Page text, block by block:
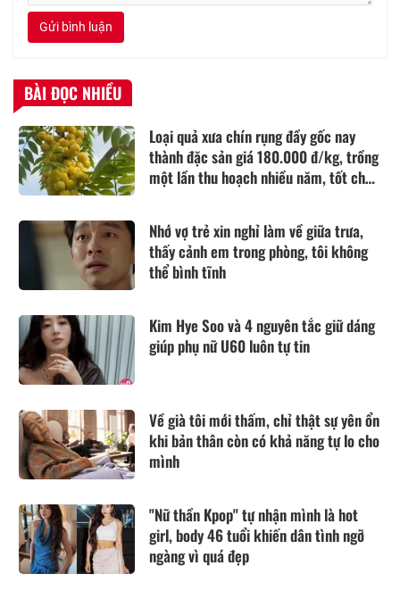
Gửi bình luận
BÀI ĐỌC NHIỀU
Loại quả xưa chín rụng đầy gốc nay
thành đặc sản giá 180.000 đ/kg, trồng
một lần thu hoạch nhiều năm, tốt cho
Nhớ vợ trẻ xin nghỉ làm về giữa trưa,
thấy cảnh em trong phòng, tôi không
thể bình tĩnh
Kim Hye Soo và 4 nguyên tắc giữ dáng
giúp phụ nữ U60 luôn tự tin
Về già tôi mới thấm, chỉ thật sự yên ổn
khi bản thân còn có khả năng tự lo cho
mình
"Nữ thần Kpop" tự nhận mình là hot
girl, body 46 tuổi khiến dân tình ngỡ
ngàng vì quá đẹp